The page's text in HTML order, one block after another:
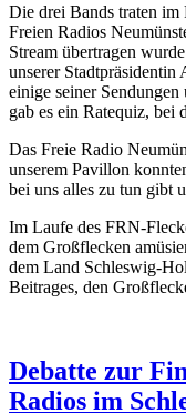
Die drei Bands traten im
Freien Radios
Stream übertragen
unserer
einige seiner
gab es ein Ratequiz, bei
Das Freie Radio
unserem Pavillon
bei uns alles zu tun gibt
Im Laufe des FRN-
dem Großflecken
dem Land Schleswig-
Beitrages, den
Debatte zur
Radios im